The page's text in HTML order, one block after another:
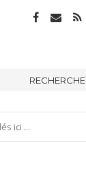
RECHERCHE